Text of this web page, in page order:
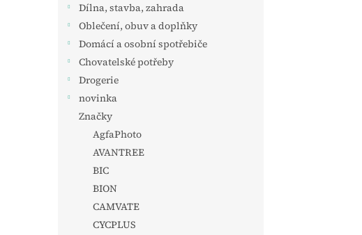
Dílna, stavba, zahrada
Oblečení, obuv a doplňky
Domácí a osobní spotřebiče
Chovatelské potřeby
Drogerie
novinka
Značky
AgfaPhoto
AVANTREE
BIC
BION
CAMVATE
CYCPLUS